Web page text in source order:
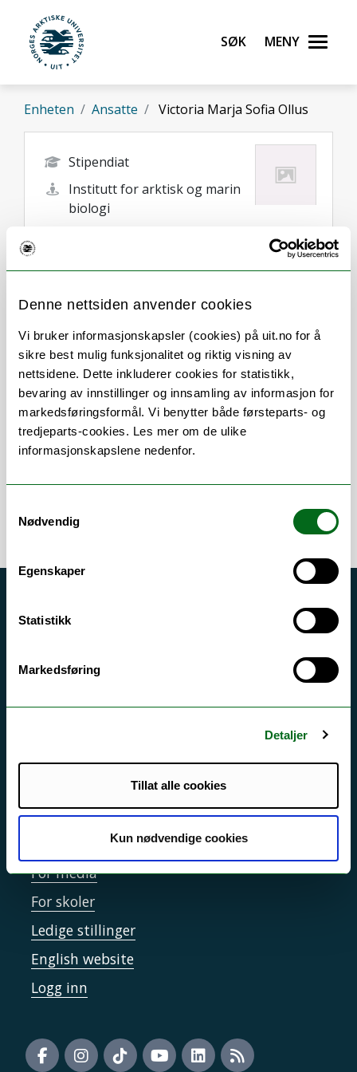
Denne nettsiden anvender cookies
Vi bruker informasjonskapsler (cookies) på uit.no for å
sikre best mulig funksjonalitet og riktig visning av
nettsidene. Dette inkluderer cookies for statistikk,
bevaring av innstillinger og innsamling av informasjon for
markedsføringsformål. Vi benytter både førsteparts- og
tredjeparts-cookies. Les mer om de ulike
informasjonskapslene nedenfor.
Nødvendig
Egenskaper
Statistikk
Markedsføring
Detaljer
Tillat alle cookies
Kun nødvendige cookies
Gå til hovedinnhold
UiT Norges arktiske universitet
Søk Meny
Enheten Ansatte Victoria Marja Sofia Ollus
Stipendiat
Institutt for arktisk og marin
biologi
Om
Forskning og undervisning
Publikasjoner
Driftsmeldinger
Tilgjengelighetserklæring
Kontakt UiT
For media
For skoler
Ledige stillinger
English website
Logg inn